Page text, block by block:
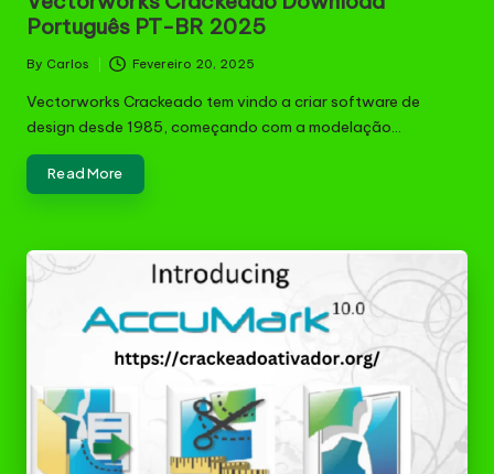
Português PT-BR 2025
Posted
by
By Carlos Fevereiro 20, 2025
Vectorworks Crackeado tem vindo a criar software de
design desde 1985, começando com a modelação…
Read More